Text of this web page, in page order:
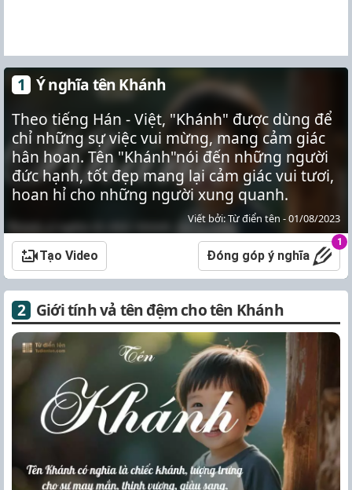
Ý nghĩa tên Khánh
Theo tiếng Hán - Việt, "Khánh" được dùng để
chỉ những sự việc vui mừng, mang cảm giác
hân hoan. Tên "Khánh"nói đến những người
đức hạnh, tốt đẹp mang lại cảm giác vui tươi,
hoan hỉ cho những người xung quanh.
Viết bởi: Từ điển tên - 01/08/2023
Tạo Video Đóng góp ý nghĩa
1
Giới tính vả tên đệm cho tên Khánh